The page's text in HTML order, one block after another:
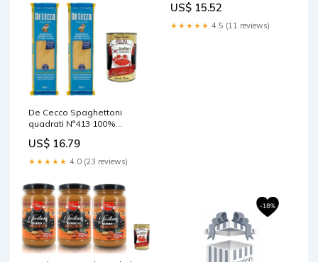
De Cecco Spaghettoni
quadrati N°413 100%
5x500 g italienisch Original +
kostenlos Polpa 400 g 80G2
US$ 16.79
★★★★★ 4.0 (23 reviews)
Original + kostenlos polpa
400 g 3x 330g
US$ 15.52
★★★★★ 4.5 (11 reviews)